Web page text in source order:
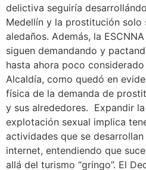
delictiva seguiría
Medellín y la prostitución solo
aledaños. Además, la
siguen demandando y
hasta ahora poco
Alcaldía, como quedó en
física de la demanda de
y sus alrededores. Expandir
explotación sexual implica
actividades que se
internet, entendiendo que
allá del turismo “gringo”. El